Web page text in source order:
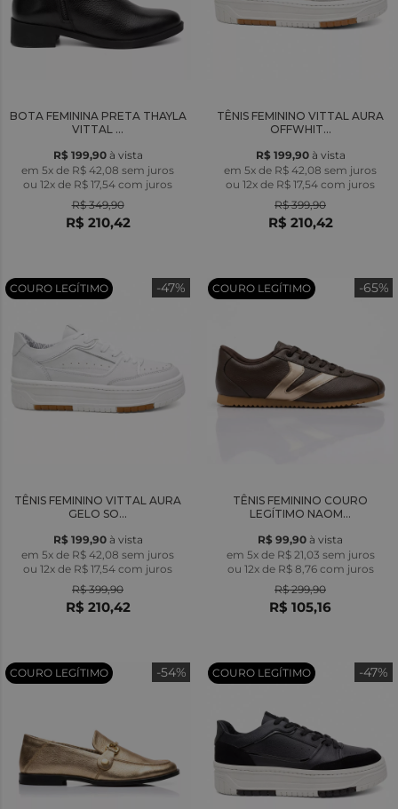
BOTA FEMININA PRETA THAYLA
VITTAL ...
R$ 349,90
R$ 210,42
em 5x de R$ 42,08 sem juros
ou 12x de R$ 17,54 com juros
R$ 199,90à vista
TÊNIS FEMININO VITTAL AURA
OFFWHIT...
R$ 399,90
R$ 210,42
em 5x de R$ 42,08 sem juros
ou 12x de R$ 17,54 com juros
R$ 199,90à vista
-47%
COURO LEGÍTIMO
TÊNIS FEMININO VITTAL AURA
GELO SO...
R$ 399,90
R$ 210,42
em 5x de R$ 42,08 sem juros
ou 12x de R$ 17,54 com juros
R$ 199,90à vista
-65%
COURO LEGÍTIMO
TÊNIS FEMININO COURO
LEGÍTIMO NAOM...
R$ 299,90
R$ 105,16
em 5x de R$ 21,03 sem juros
ou 12x de R$ 8,76 com juros
R$ 99,90 à vista
-54%
COURO LEGÍTIMO -47%
COURO LEGÍTIMO